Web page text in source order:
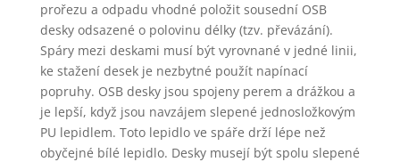
prořezu a odpadu vhodné položit sousední OSB
desky odsazené o polovinu délky (tzv. převázání).
Spáry mezi deskami musí být vyrovnané v jedné linii,
ke stažení desek je nezbytné použít napínací
popruhy. OSB desky jsou spojeny perem a drážkou a
je lepší, když jsou navzájem slepené jednosložkovým
PU lepidlem. Toto lepidlo ve spáře drží lépe než
obyčejné bílé lepidlo. Desky musejí být spolu slepené